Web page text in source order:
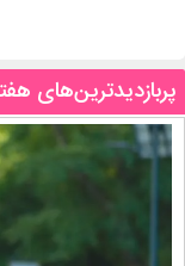
پربازدیدترین‌های